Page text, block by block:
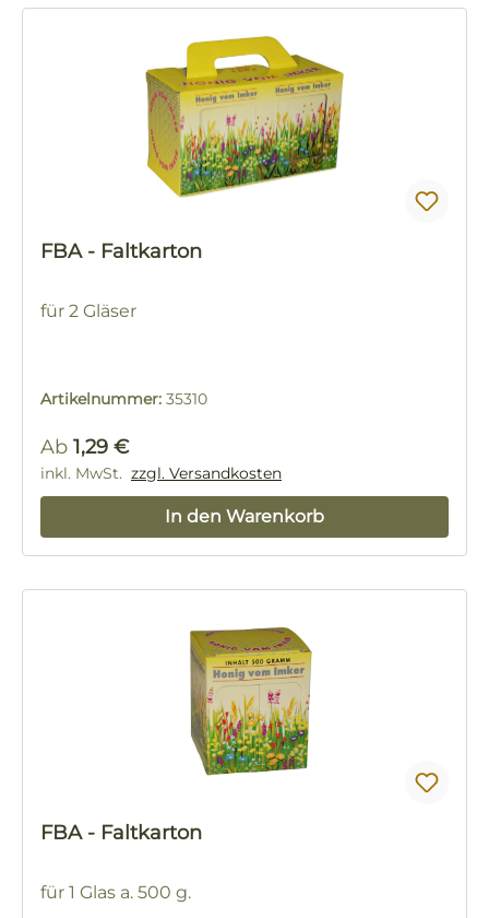
FBA - Faltkarton
für 2 Gläser
Artikelnummer: 35310
Regulärer Preis:
Ab 1,29 €
inkl. MwSt. zzgl. Versandkosten
In den Warenkorb
FBA - Faltkarton
für 1 Glas a. 500 g.